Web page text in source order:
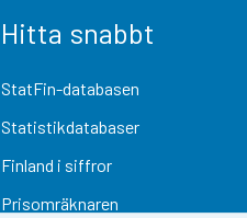
Hitta snabbt
StatFin-databasen
Statistikdatabaser
Finland i siffror
Prisomräknaren